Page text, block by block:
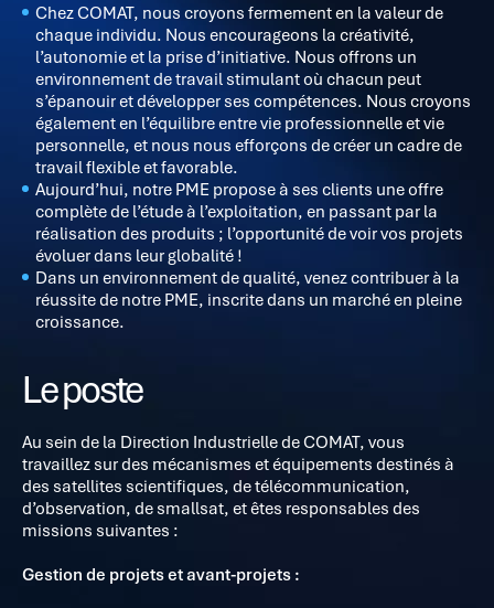
Chez COMAT, nous croyons fermement en la valeur de
chaque individu. Nous encourageons la créativité,
l’autonomie et la prise d’initiative. Nous offrons un
environnement de travail stimulant où chacun peut
s’épanouir et développer ses compétences. Nous croyons
également en l’équilibre entre vie professionnelle et vie
personnelle, et nous nous efforçons de créer un cadre de
travail flexible et favorable.
Aujourd’hui, notre PME propose à ses clients une offre
complète de l’étude à l’exploitation, en passant par la
réalisation des produits ; l’opportunité de voir vos projets
évoluer dans leur globalité !
Dans un environnement de qualité, venez contribuer à la
réussite de notre PME, inscrite dans un marché en pleine
croissance.
Le poste
Au sein de la Direction Industrielle de COMAT, vous
travaillez sur des mécanismes et équipements destinés à
des satellites scientifiques, de télécommunication,
d’observation, de smallsat, et êtes responsables des
missions suivantes :
Gestion de projets et avant-projets :